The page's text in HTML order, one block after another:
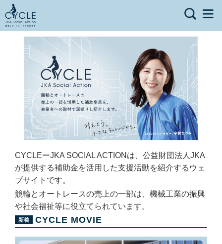
CYCLEーJKA SOCIAL ACTIONは、公益財団法人JKA
が提供する補助金を活用した支援活動を紹介するウェ
ブサイトです。
競輪とオートレースの売上の一部は、機械工業の振興
や社会福祉等に役立てられています。
CYCLE MOVIE